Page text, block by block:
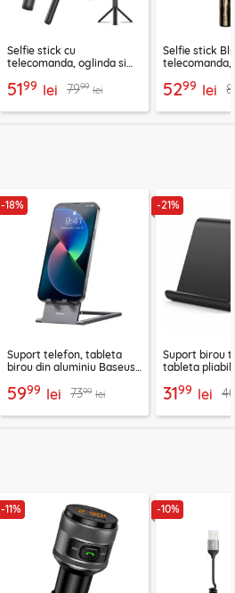
Selfie stick cu
telecomanda, oglinda si
5199 lei 7999 lei
Selfie stick
telecomanda,
5299 lei
-18%
Suport telefon, tableta
birou din aluminiu Baseus,
5999 lei 7399 lei
-21%
Suport birou
tableta pliabil
3199 lei
-11% -10%